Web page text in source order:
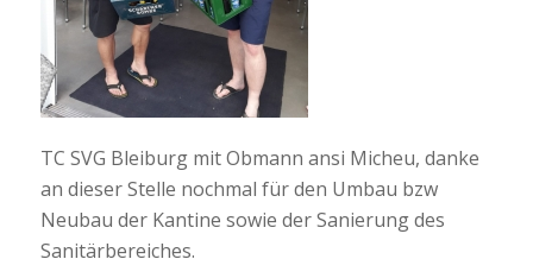
TC SVG Bleiburg mit Obmann ansi Micheu, danke
an dieser Stelle nochmal für den Umbau bzw
Neubau der Kantine sowie der Sanierung des
Sanitärbereiches.